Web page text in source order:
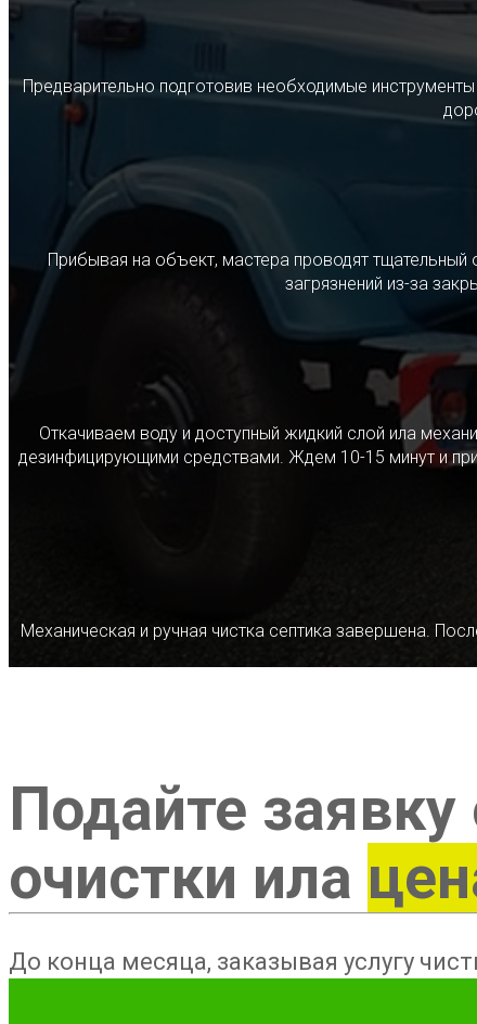
Предварительно подготовив необходимые
Прибывая на объект, мастера проводят
загрязнений из-за
Откачиваем воду и доступный жидкий слой ила
дезинфицирующими средствами. Ждем 10-15 минут и
Механическая и ручная чистка септика завершена.
Подайте заявку
очистки ила
До конца месяца, заказывая услугу